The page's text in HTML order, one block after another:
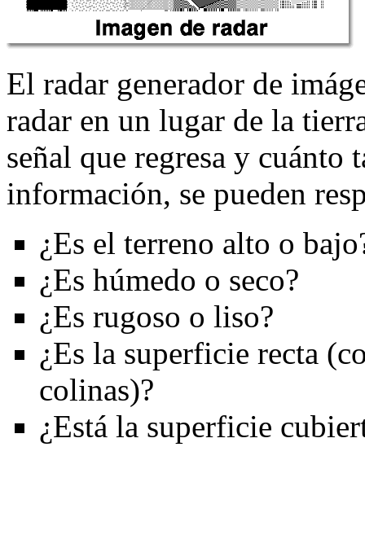
El radar generador de
radar en un lugar de la
señal que regresa y cuánto
información, se pueden
¿Es el terreno alto o
¿Es húmedo o seco?
¿Es rugoso o liso?
¿Es la superficie recta
colinas)?
¿Está la superficie